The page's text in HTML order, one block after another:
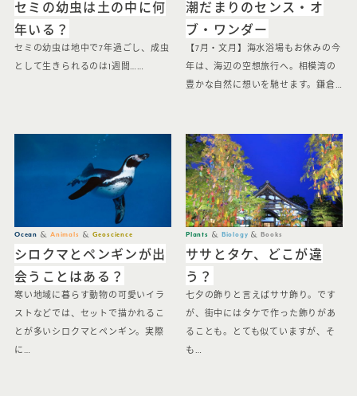
セミの幼虫は土の中に何
年いる？
セミの幼虫は地中で7年過ごし、成虫
として生きられるのは1週間……
潮だまりのセンス・オ
ブ・ワンダー
【7月・文月】海水浴場もお休みの今
年は、海辺の空想旅行へ。相模湾の
豊かな自然に想いを馳せます。鎌倉…
Ocean Animals Geoscience
シロクマとペンギンが出
会うことはある？
寒い地域に暮らす動物の可愛いイラ
ストなどでは、セットで描かれるこ
とが多いシロクマとペンギン。実際
に…
Plants Biology Books
ササとタケ、どこが違
う？
七夕の飾りと言えばササ飾り。です
が、街中にはタケで作った飾りがあ
ることも。とても似ていますが、そ
も…